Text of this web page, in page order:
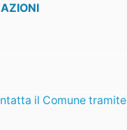
il Comune tramite